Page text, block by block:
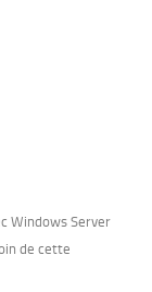
Windows Server
de cette